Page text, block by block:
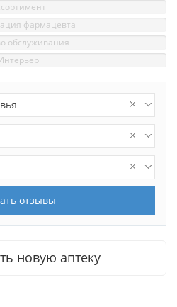
фармацевта
обслуживания
отзывы
новую аптеку